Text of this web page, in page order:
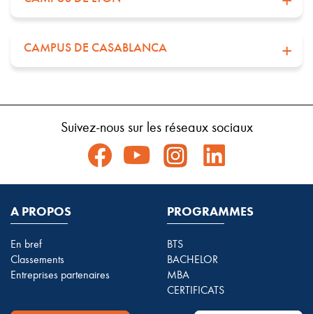
CAMPUS DE CASABLANCA
Suivez-nous sur les réseaux sociaux
A PROPOS
En bref
Classements
Entreprises partenaires
PROGRAMMES
BTS
BACHELOR
MBA
CERTIFICATS